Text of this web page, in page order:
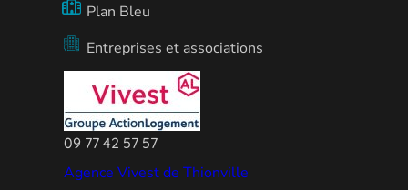
Plan Bleu
Entreprises et associations
09 77 42 57 57
Agence Vivest de Thionville